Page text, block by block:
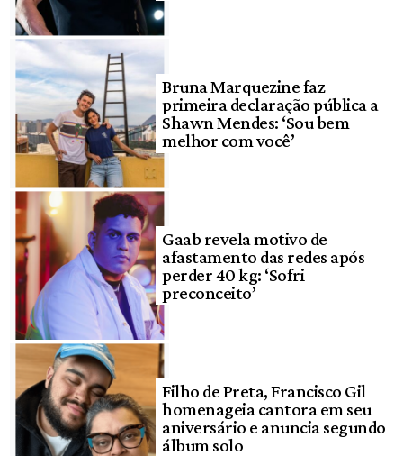
Bruna Marquezine faz
primeira declaração pública a
Shawn Mendes: ‘Sou bem
melhor com você’
Gaab revela motivo de
afastamento das redes após
perder 40 kg: ‘Sofri
preconceito’
Filho de Preta, Francisco Gil
homenageia cantora em seu
aniversário e anuncia segundo
álbum solo